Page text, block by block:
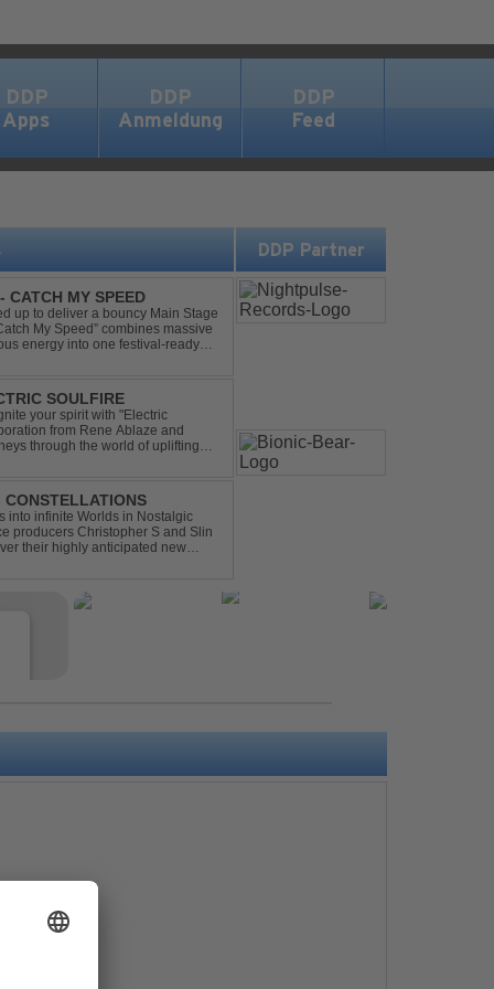
DDP
Apps
DDP
Anmeldung
DDP
Feed
CATCH MY SPEED
up to deliver a bouncy Main Stage
My Speed” combines massive
energy into one festival-ready
SOULFIRE
your spirit with "Electric
from Rene Ablaze and
through the world of uplifting
CONSTELLATIONS
into infinite Worlds in Nostalgic
producers Christopher S and Slin
their highly anticipated new
DDP Partner